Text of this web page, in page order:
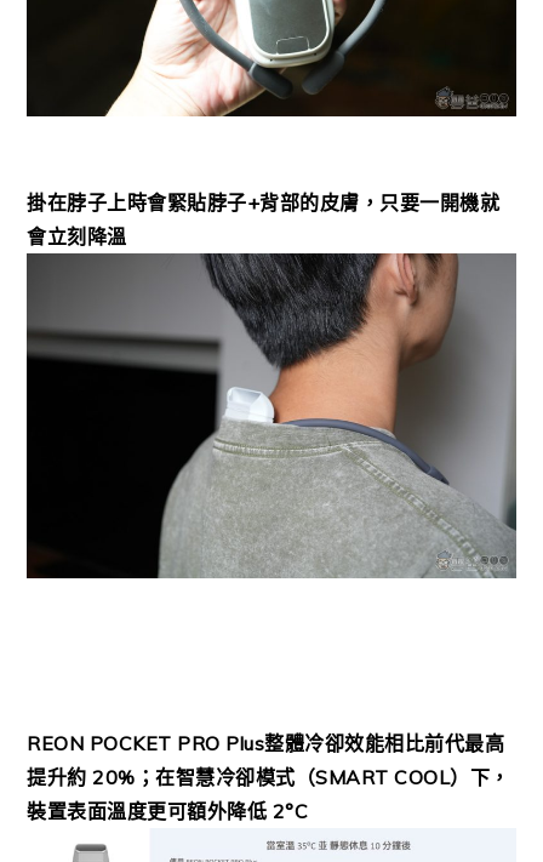
掛在脖子上時會緊貼脖子+背部的皮膚，只要一開機就
會立刻降溫
REON POCKET PRO Plus整體冷卻效能相比前代最高
提升約 20%；在智慧冷卻模式（SMART COOL）下，
裝置表面溫度更可額外降低 2°C